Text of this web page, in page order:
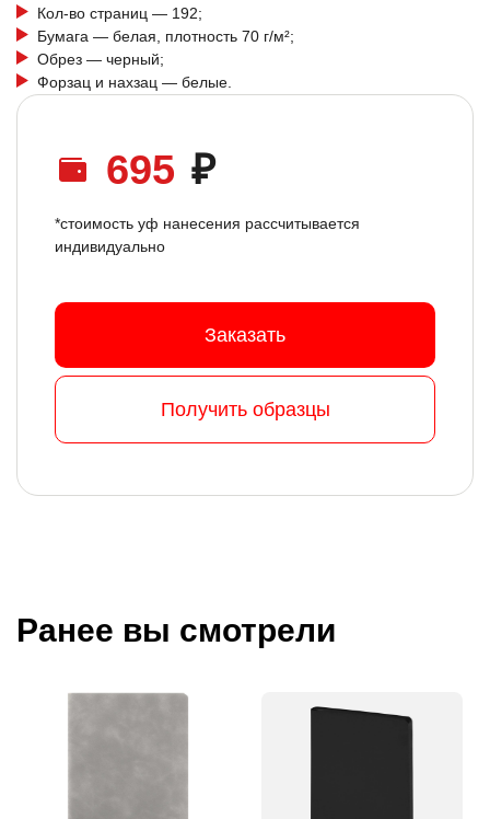
Кол-во страниц — 192;
Бумага — белая, плотность 70 г/м²;
Обрез — черный;
Форзац и нахзац — белые.
695 ₽
*стоимость уф нанесения рассчитывается
индивидуально
Заказать
Получить образцы
Ранее вы смотрели